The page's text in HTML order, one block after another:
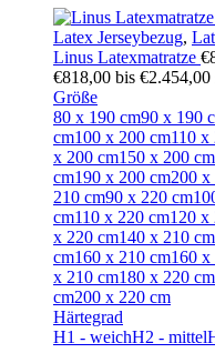
Latex Jerseybezug,
Linus Latexmatratze €
€818,00 bis €2.454,00
Größe
80 x 190 cm90 x 190
cm100 x 200 cm110 x
x 200 cm150 x 200 cm
cm190 x 200 cm200 x
210 cm90 x 220 cm
cm110 x 220 cm120 x
x 220 cm140 x 210 cm
cm160 x 210 cm160 x
x 210 cm180 x 220 cm
cm200 x 220 cm
Härtegrad
H1 - weichH2 - mittel